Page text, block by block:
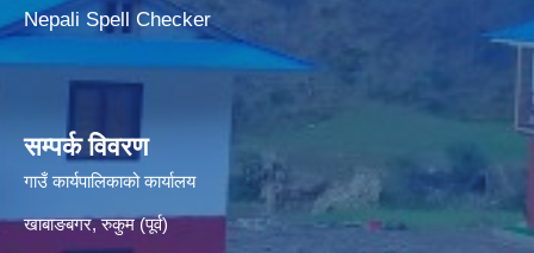
Nepali Spell Checker
सम्पर्क विवरण
गाउँ कार्यपालिकाको कार्यालय
खाबाङबगर, रुकुम (पूर्व)